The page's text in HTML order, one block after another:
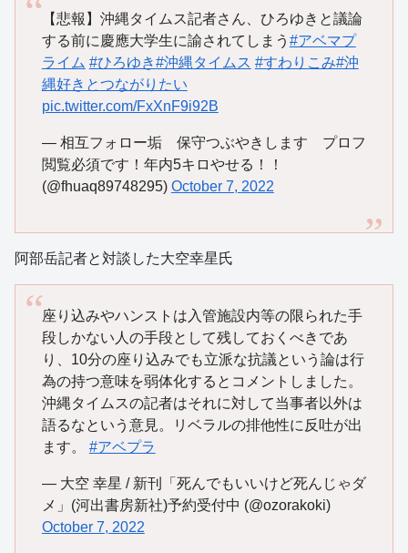
【悲報】沖縄タイムス記者さん、ひろゆきと議論
する前に慶應大学生に諭されてしまう #アベマプ
ライム #ひろゆき#沖縄タイムス #すわりこみ#沖
縄好きとつながりたい
pic.twitter.com/FxXnF9i92B
— 相互フォロー垢 保守つぶやきします プロフ
閲覧必須です！年内5キロやせる！！
(@fhuaq89748295) October 7, 2022
阿部岳記者と対談した大空幸星氏
座り込みやハンストは入管施設内等の限られた手
段しかない人の手段として残しておくべきであ
り、10分の座り込みでも立派な抗議という論は行
為の持つ意味を弱体化するとコメントしました。
沖縄タイムスの記者はそれに対して当事者以外は
語るなという意見。リベラルの排他性に反吐が出
ます。 #アベプラ
— 大空 幸星 / 新刊「死んでもいいけど死んじゃダ
メ」(河出書房新社)予約受付中 (@ozorakoki)
October 7, 2022